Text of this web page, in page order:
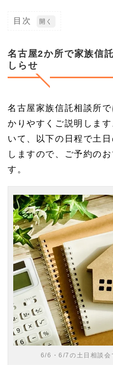
目次
古
屋2
か
所
族
託
の
土
日
談
催
の
お
し
ら
せ
1.
1
名古
屋家
族信
託相
談所
の各
店舗
のご
案内
名古屋2か所で家族信
しらせ
名古屋家族信託相談所
かりやすくご説明しま
いて、以下の日程で土
しますので、ご予約の
す。
6/6・6/7の土日相談会